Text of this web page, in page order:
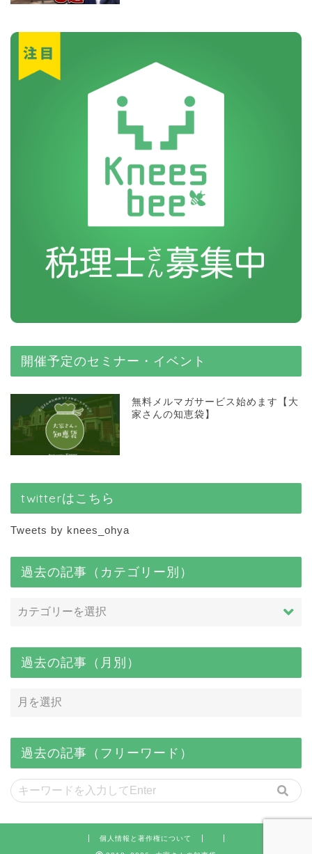
開催予定のセミナー・イベント
無料メルマガサービス始めます【大
家さんの知恵袋】
twitterはこちら
Tweets by knees_ohya
過去の記事（カテゴリー別）
過去の記事（月別）
過去の記事（フリーワード）
個人情報と著作権について